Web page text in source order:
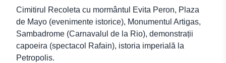
Cimitirul Recoleta cu mormântul Evita Peron, Plaza
de Mayo (evenimente istorice), Monumentul Artigas,
Sambadrome (Carnavalul de la Rio), demonstrații
capoeira (spectacol Rafain), istoria imperială la
Petropolis.